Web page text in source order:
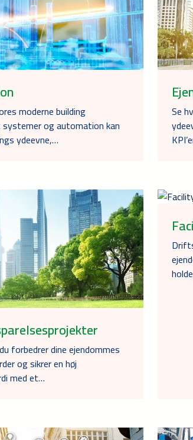
moderne building
og automation kan
ydeevne,…
Se
forbedrer dine ejendommes
og sikrer en høj
med et…